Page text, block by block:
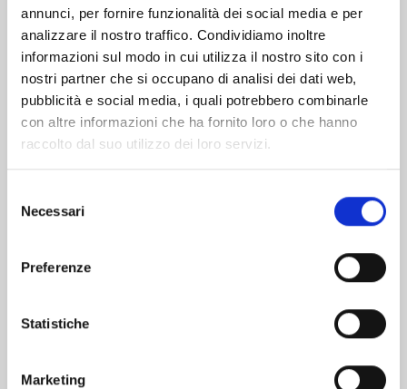
annunci, per fornire funzionalità dei social media e per
analizzare il nostro traffico. Condividiamo inoltre
informazioni sul modo in cui utilizza il nostro sito con i
nostri partner che si occupano di analisi dei dati web,
pubblicità e social media, i quali potrebbero combinarle
con altre informazioni che ha fornito loro o che hanno
raccolto dal suo utilizzo dei loro servizi.
delNecessari
Preferenze
Statistiche
Marketing